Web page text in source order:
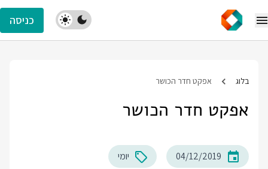
כניסה
בלוג אפקט חדר הכושר
אפקט חדר הכושר
04/12/2019
יומי